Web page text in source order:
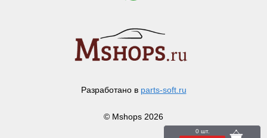
Разработано в parts-soft.ru
© Mshops 2026
0 шт.